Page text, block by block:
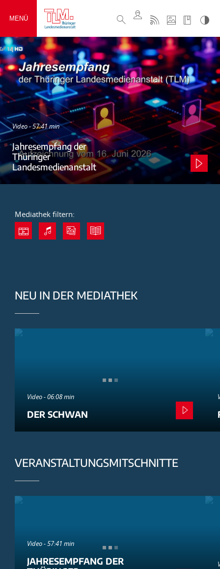
MENÜ
Video - 57:41 min
Jahresempfang der
Thüringer
Landesmedienanstalt
Mediathek filtern:
NEU IN DER MEDIATHEK
Video - 06:08 min
DER SCHWAN
VERANSTALTUNGSMITSCHNITTE
Video - 57:41 min
JAHRESEMPFANG DER